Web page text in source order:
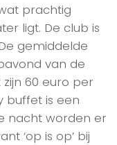
prachtig
ligt. De club is
gemiddelde
van de
60 euro per
buffet is een
nacht worden er
‘op is op’ bij